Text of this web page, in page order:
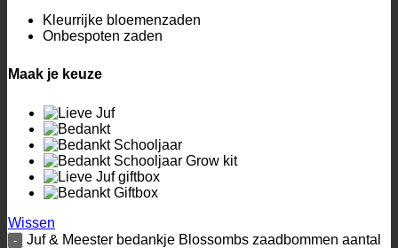
Kleurrijke bloemenzaden
Onbespoten zaden
Maak je keuze
Wissen
Juf & Meester bedankje Blossombs zaadbommen aantal